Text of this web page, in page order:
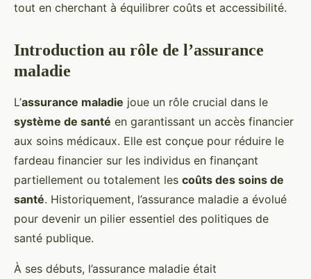
tout en cherchant à équilibrer coûts et accessibilité.
Introduction au rôle de l’assurance
maladie
L’assurance maladie joue un rôle crucial dans le
système de santé en garantissant un accès financier
aux soins médicaux. Elle est conçue pour réduire le
fardeau financier sur les individus en finançant
partiellement ou totalement les coûts des soins de
santé. Historiquement, l’assurance maladie a évolué
pour devenir un pilier essentiel des politiques de
santé publique.
À ses débuts, l’assurance maladie était